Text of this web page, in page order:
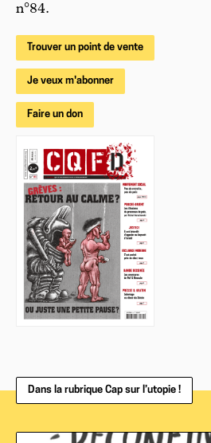
n°84.
Trouver un point de vente
Je veux m'abonner
Faire un don
Dans la rubrique Cap sur l’utopie !